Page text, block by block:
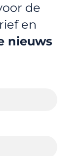
de
en
nieuws